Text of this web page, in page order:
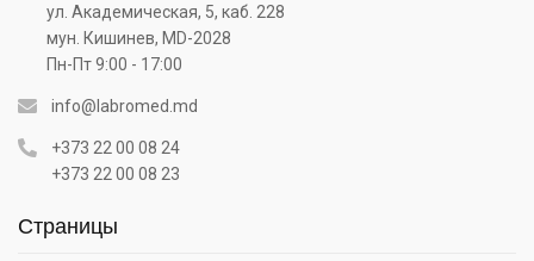
ул. Академическая, 5, каб. 228
мун. Кишинев, MD-2028
Пн-Пт 9:00 - 17:00
info@labromed.md
+373 22 00 08 24
+373 22 00 08 23
Страницы